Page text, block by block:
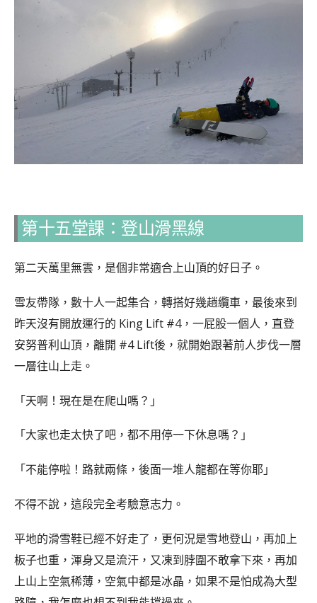
第十五堂課：登山滑黑線
第二天萬里無雲，是個非常適合上山頂的好日子。
雪友帶隊，數十人一起集合，轉搭好幾趟纜車，最後來到
昨天沒有開放運行的 King Lift #4，一屁股一個人，直登
安努普利山頂，離開 #4 Lift後，就開始跟著前人步伐一層
一層往山上走。
「天啊！現在是在爬山嗎？」
「大家也走太快了吧，都不用停一下休息嗎？」
「不能停啦！路就兩條，後面一堆人龍都在等你耶」
不得不說，這段完全考驗意志力。
平地的滑雪鞋已經不好走了，更何況是雪地登山，再加上
板子也重，渾身又是流汗，又凍到脖圍不敢拿下來，再加
上山上空氣稀薄，空氣中都是冰晶，如果不是怕成為大型